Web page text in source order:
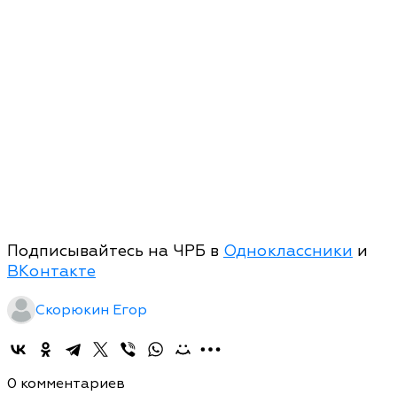
Подписывайтесь на ЧРБ в Одноклассники и
ВКонтакте
Скорюкин Егор
0 комментариев